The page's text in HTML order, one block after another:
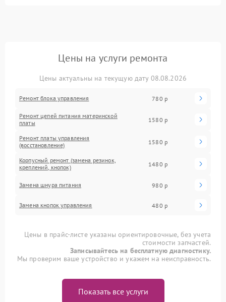
Цены на услуги ремонта
Цены актуальны на текущую дату 08.08.2026
Ремонт блока управления 780 р
Ремонт цепей питания материнской
платы
1580 р
Ремонт платы управления
(восстановление)
1580 р
Корпусный ремонт (замена резинок,
креплений, кнопок)
1480 р
Замена шнура питания 980 р
Замена кнопок управления 480 р
Цены в прайс-листе указаны ориентировочные, без учета
стоимости запчастей.
Записывайтесь на бесплатную диагностику.
Мы проверим ваше устройство и укажем на неисправность.
Показать все услуги